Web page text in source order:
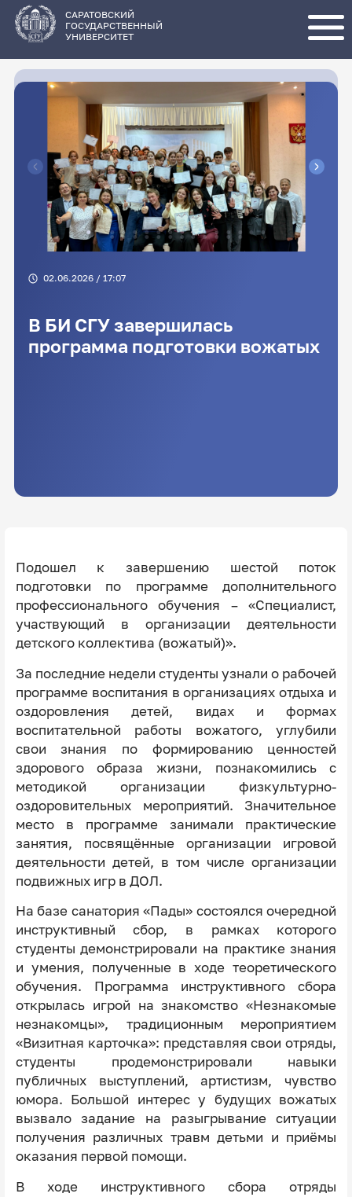
основному
содержанию
САРАТОВСКИЙ
ГОСУДАРСТВЕННЫЙ
УНИВЕРСИТЕТ
02.06.2026 / 17:07
В БИ СГУ завершилась
программа подготовки вожатых
Подошел к завершению шестой поток
подготовки по программе дополнительного
профессионального обучения – «Специалист,
участвующий в организации деятельности
детского коллектива (вожатый)».
За последние недели студенты узнали о рабочей
программе воспитания в организациях отдыха и
оздоровления детей, видах и формах
воспитательной работы вожатого, углубили
свои знания по формированию ценностей
здорового образа жизни, познакомились с
методикой организации физкультурно-
оздоровительных мероприятий. Значительное
место в программе занимали практические
занятия, посвящённые организации игровой
деятельности детей, в том числе организации
подвижных игр в ДОЛ.
На базе санатория «Пады» состоялся очередной
инструктивный сбор, в рамках которого
студенты демонстрировали на практике знания
и умения, полученные в ходе теоретического
обучения. Программа инструктивного сбора
открылась игрой на знакомство «Незнакомые
незнакомцы», традиционным мероприятием
«Визитная карточка»: представляя свои отряды,
студенты продемонстрировали навыки
публичных выступлений, артистизм, чувство
юмора. Большой интерес у будущих вожатых
вызвало задание на разыгрывание ситуации
получения различных травм детьми и приёмы
оказания первой помощи.
В ходе инструктивного сбора отряды